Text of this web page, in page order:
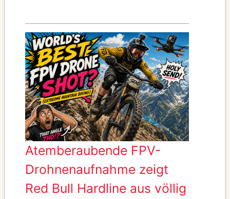
Atemberaubende FPV-
Drohnenaufnahme zeigt
Red Bull Hardline aus völlig